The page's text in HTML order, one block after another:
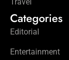
Categories
Editorial
Entertainment